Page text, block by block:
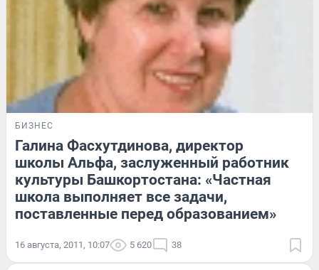
БИЗНЕС
Галина Фасхутдинова, директор
школы Альфа, заслуженный работник
культуры Башкортостана: «Частная
школа выполняет все задачи,
поставленные перед образованием»
16 августа, 2011, 10:07 5 620 38